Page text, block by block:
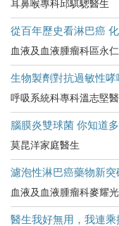
耳鼻喉專科邱騏驄醫生
從百年歷史看淋巴癌
血液及血液腫瘤科區永
生物製劑對抗過敏性
呼吸系統科專科溫志堅
腦膜炎雙球菌 你知道多
莫昆洋家庭醫生
濾泡性淋巴癌藥物新
血液及血液腫瘤科麥耀
醫生我好無用，我連